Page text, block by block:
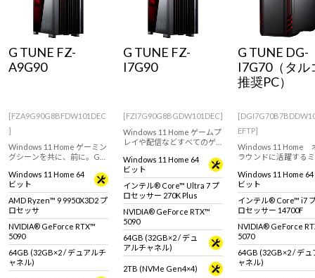
Windows 11 Windows 11
G TUNE FZ-
A9G90
[FZA9G90G8BFDW101DEC
]
Windows 11 Home ゲーミン
グシーンを共に、前に。G
グPC！GeForce RTX 5090 &
AMD Ryzen 9 9950X3D2 プ
ロセッサ 搭載。※モニタ・
マウス・キーボードは別売
りです。
Windows 11 Home 64
ビット
AMD Ryzen™ 9 9950X3D2 プ
ロセッサ
NVIDIA® GeForce RTX™
5090
64GB (32GB×2 / デュアルチ
ャネル)
G TUNE FZ-
I7G90
[FZI7G90G8BGDW101DEC]
Windows 11 Home ゲームプ
レイや配信などすべてのゲ
ハイエンドゲーミングPC！
GeForce RTX 5090 (32GB)
& インテル Core Ultra 7
270K Plus 搭載。
Windows 11 Home 64
ビット
インテル® Core™ Ultra 7 プ
ロセッサー 270K Plus
NVIDIA® GeForce RTX™
5090
64GB (32GB×2 / デュ
アルチャネル)
2TB (NVMe Gen4×4)
G TUNE DG-
I7G70（タル
推奨PC）
EFTP]
Windows 11 Home
ラウンドに活躍する
GeForce RTX 5070 &
ル Core i7 プロセッサ
14700F 搭載。快適な
プレイや動画編集、
おすすめです。
Windows 11 Home 64
ビット
インテル® Core™ i7
ロセッサー 14700F
NVIDIA® GeForce
5070
64GB (32GB×2 / デュ
ャネル)